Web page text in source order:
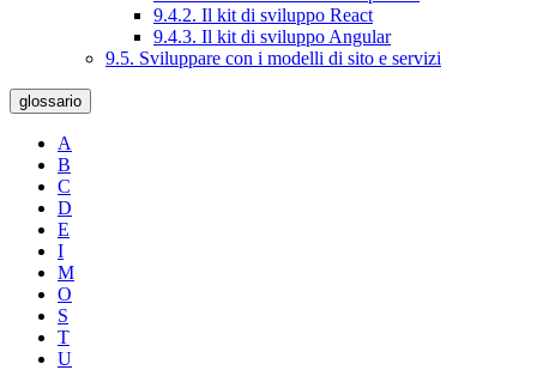
9.4.2. Il kit di sviluppo React
9.4.3. Il kit di sviluppo Angular
9.5. Sviluppare con i modelli di sito e servizi
glossario
A
B
C
D
E
I
M
O
S
T
U